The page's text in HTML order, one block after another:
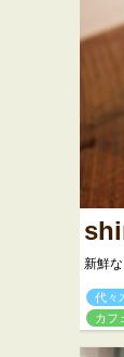
新鮮
代々
カフ